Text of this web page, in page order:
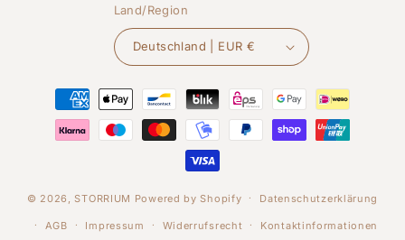
Land/Region
Deutschland | EUR €
Zahlungsmethoden
© 2026,STORRIUM Powered by Shopify Datenschutzerklärung
AGB Impressum Widerrufsrecht Kontaktinformationen